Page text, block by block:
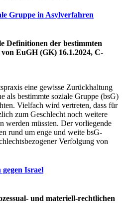
Gruppe in Asylverfahren
Definitionen der bestimmten
EuGH (GK) 16.1.2024, C-
eine gewisse Zurückhaltung
als bestimmte soziale Gruppe (bsG)
Vielfach wird vertreten, dass für
zum Geschlecht noch weitere
werden müssten. Der vorliegende
rund um enge und weite bsG-
Verfolgung von
Israel
und materiell-rechtlichen